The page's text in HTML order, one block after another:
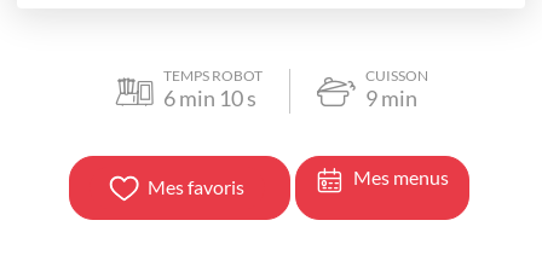
TEMPS ROBOT
6min 10s
CUISSON
9min
Mes favoris Mes menus